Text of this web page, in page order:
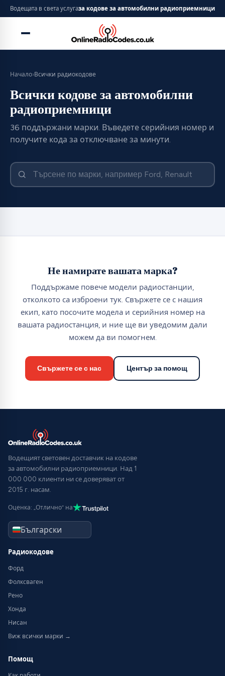
Водещата в света услугаза кодове за автомобилни радиоприемници
Начало›Всички радиокодове
Всички кодове за автомобилни
радиоприемници
36 поддържани марки. Въведете серийния номер и
получите кода за отключване за минути.
Не намирате вашата марка?
Поддържаме повече модели радиостанции,
отколкото са изброени тук. Свържете се с нашия
екип, като посочите модела и серийния номер на
вашата радиостанция, и ние ще ви уведомим дали
можем да ви помогнем.
Свържете се с нас Център за помощ
Водещият световен доставчик на кодове
за автомобилни радиоприемници. Над 1
000 000 клиенти ни се доверяват от
2015 г. насам.
Оценка: „Отлично“ на
Радиокодове
Форд
Фолксваген
Рено
Хонда
Нисан
Виж всички марки →
Помощ